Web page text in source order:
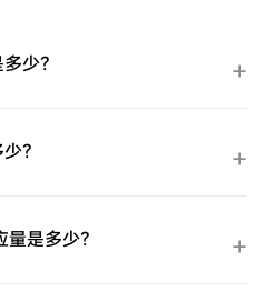
少？
？
是多少？